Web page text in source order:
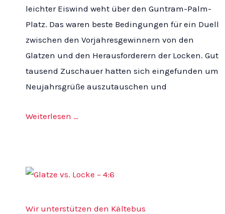
leichter Eiswind weht über den Guntram-Palm-
Platz. Das waren beste Bedingungen für ein Duell
zwischen den Vorjahresgewinnern von den
Glatzen und den Herausforderern der Locken. Gut
tausend Zuschauer hatten sich eingefunden um
Neujahrsgrüße auszutauschen und
Weiterlesen …
Wir unterstützen den Kältebus